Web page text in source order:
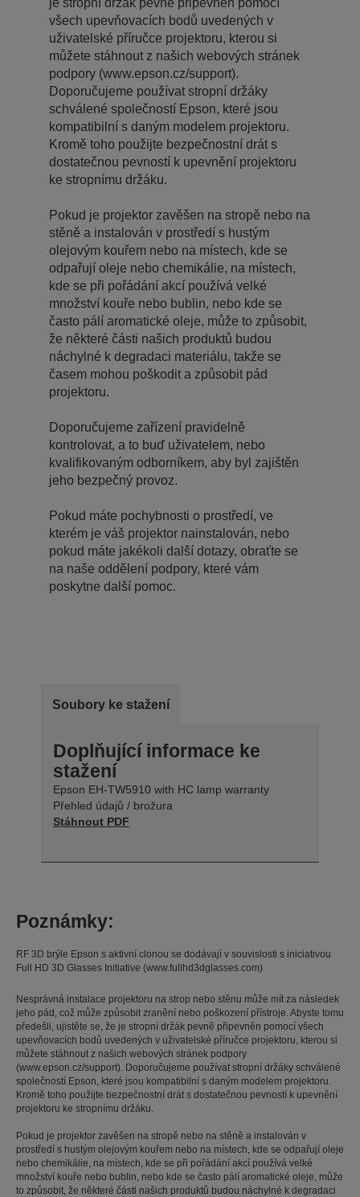
je stropní držák pevně připevněn pomocí
všech upevňovacích bodů uvedených v
uživatelské příručce projektoru, kterou si
můžete stáhnout z našich webových stránek
podpory (www.epson.cz/support).
Doporučujeme používat stropní držáky
schválené společností Epson, které jsou
kompatibilní s daným modelem projektoru.
Kromě toho použijte bezpečnostní drát s
dostatečnou pevností k upevnění projektoru
ke stropnímu držáku.
Pokud je projektor zavěšen na stropě nebo na
stěně a instalován v prostředí s hustým
olejovým kouřem nebo na místech, kde se
odpařují oleje nebo chemikálie, na místech,
kde se při pořádání akcí používá velké
množství kouře nebo bublin, nebo kde se
často pálí aromatické oleje, může to způsobit,
že některé části našich produktů budou
náchylné k degradaci materiálu, takže se
časem mohou poškodit a způsobit pád
projektoru.
Doporučujeme zařízení pravidelně
kontrolovat, a to buď uživatelem, nebo
kvalifikovaným odborníkem, aby byl zajištěn
jeho bezpečný provoz.
Pokud máte pochybnosti o prostředí, ve
kterém je váš projektor nainstalován, nebo
pokud máte jakékoli další dotazy, obraťte se
na naše oddělení podpory, které vám
poskytne další pomoc.
Soubory ke stažení
Doplňující informace ke
stažení
Epson EH-TW5910 with HC lamp warranty
Přehled údajů / brožura
Stáhnout PDF
Poznámky:
RF 3D brýle Epson s aktivní clonou se dodávají v souvislosti s iniciativou
Full HD 3D Glasses Initiative (www.fullhd3dglasses.com)
Nesprávná instalace projektoru na strop nebo stěnu může mít za následek
jeho pád, což může způsobit zranění nebo poškození přístroje. Abyste tomu
předešli, ujistěte se, že je stropní držák pevně připevněn pomocí všech
upevňovacích bodů uvedených v uživatelské příručce projektoru, kterou si
můžete stáhnout z našich webových stránek podpory
(www.epson.cz/support). Doporučujeme používat stropní držáky schválené
společností Epson, které jsou kompatibilní s daným modelem projektoru.
Kromě toho použijte bezpečnostní drát s dostatečnou pevností k upevnění
projektoru ke stropnímu držáku.
Pokud je projektor zavěšen na stropě nebo na stěně a instalován v
prostředí s hustým olejovým kouřem nebo na místech, kde se odpařují oleje
nebo chemikálie, na místech, kde se při pořádání akcí používá velké
množství kouře nebo bublin, nebo kde se často pálí aromatické oleje, může
to způsobit, že některé části našich produktů budou náchylné k degradaci